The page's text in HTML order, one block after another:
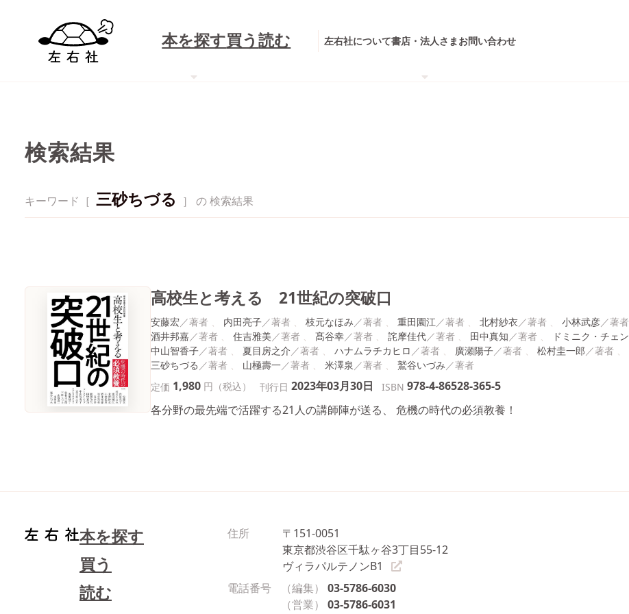
本を探す買う読む 左右社について書店・法人さまお問い合わせ
検索結果
キーワード［ 三砂ちづる ］ の 検索結果
高校生と考える 21世紀の突破口
安藤宏 内田亮子 枝元なほみ 重田園江 北村紗衣
小林武彦
酒井邦嘉
住吉雅美 髙谷幸 詫摩佳代 田中真知
ドミニク・チェン
中山智香子
夏目房之介 ハナムラチカヒロ 廣瀬陽子
松村圭一郎
三砂ちづる
山極壽一 米澤泉
鷲谷いづみ
定価 1,980 円（税込） 刊行日 2023年03月30日 ISBN 978-4-86528-365-5
各分野の最先端で活躍する21人の講師陣が送る、 危機の時代の必須教養！
本を探す
買う
読む
住所
〒151-0051
東京都渋谷区千駄ヶ谷3丁目55-12
ヴィラパルテノンB1
電話番号
（編集）
03-5786-6030
（営業）
03-5786-6031